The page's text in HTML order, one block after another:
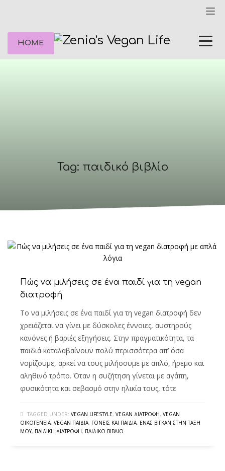
HOME
Tag: παιδικό βιβλίο
Πώς να μιλήσεις σε ένα παιδί για τη vegan
διατροφή
Το να μιλήσεις σε ένα παιδί για τη vegan διατροφή δεν
χρειάζεται να γίνει με δύσκολες έννοιες, αυστηρούς
κανόνες ή βαριές εξηγήσεις. Στην πραγματικότητα, τα
παιδιά καταλαβαίνουν πολύ περισσότερα απ’ όσα
νομίζουμε, αρκεί να τους μιλήσουμε με απλό, ήρεμο και
αληθινό τρόπο. Όταν η συζήτηση γίνεται με αγάπη,
φυσικότητα και σεβασμό στην ηλικία τους, τότε
TAGGED UNDER: VEGAN LIFESTYLE, VEGAN ΔΙΑΤΡΟΦΉ, VEGAN
ΟΙΚΟΓΈΝΕΙΑ, VEGAN ΠΑΙΔΙΆ, ΓΟΝΕΊΣ ΚΑΙ ΠΑΙΔΙΆ, ΈΝΑΣ ΒΊΓΚΑΝ ΣΤΗΝ ΤΆΞΗ
ΜΟΥ, ΠΑΙΔΙΚΉ ΔΙΑΤΡΟΦΉ, ΠΑΙΔΙΚΌ ΒΙΒΛΊΟ